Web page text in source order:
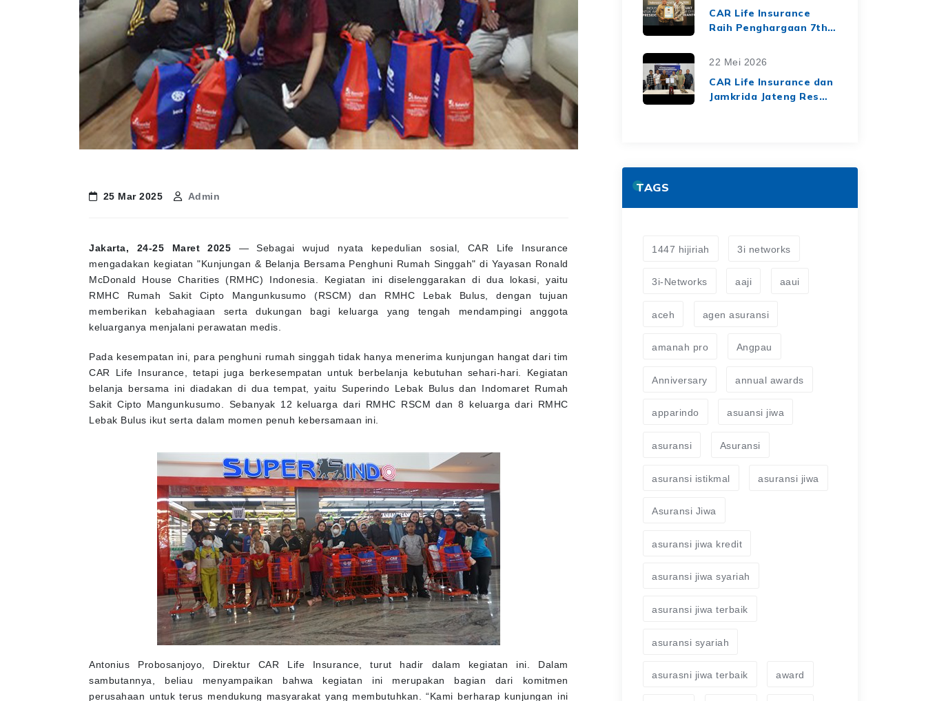
25 Mar 2025 Admin
Jakarta, 24-25 Maret 2025 — Sebagai wujud nyata kepedulian sosial, CAR Life Insurance
mengadakan kegiatan "Kunjungan & Belanja Bersama Penghuni Rumah Singgah" di Yayasan Ronald
McDonald House Charities (RMHC) Indonesia. Kegiatan ini diselenggarakan di dua lokasi, yaitu
RMHC Rumah Sakit Cipto Mangunkusumo (RSCM) dan RMHC Lebak Bulus, dengan tujuan
memberikan kebahagiaan serta dukungan bagi keluarga yang tengah mendampingi anggota
keluarganya menjalani perawatan medis.
Pada kesempatan ini, para penghuni rumah singgah tidak hanya menerima kunjungan hangat dari tim
CAR Life Insurance, tetapi juga berkesempatan untuk berbelanja kebutuhan sehari-hari. Kegiatan
belanja bersama ini diadakan di dua tempat, yaitu Superindo Lebak Bulus dan Indomaret Rumah
Sakit Cipto Mangunkusumo. Sebanyak 12 keluarga dari RMHC RSCM dan 8 keluarga dari RMHC
Lebak Bulus ikut serta dalam momen penuh kebersamaan ini.
Antonius Probosanjoyo, Direktur CAR Life Insurance, turut hadir dalam kegiatan ini. Dalam
sambutannya, beliau menyampaikan bahwa kegiatan ini merupakan bagian dari komitmen
perusahaan untuk terus mendukung masyarakat yang membutuhkan. “Kami berharap kunjungan ini
CAR Life Insurance
Raih Penghargaan 7th
Companies Awards
Keuangan yang Solid
dan Berkelanjutan
22 Mei 2026
CAR Life Insurance dan
Jamkrida Jateng Resmi
TAGS
1447 hijiriah 3i networks
3i-Networks aaji aaui
aceh agen asuransi
amanah pro Angpau
Anniversary annual awards
apparindo asuansi jiwa
asuransi Asuransi
asuransi istikmal asuransi jiwa
Asuransi Jiwa
asuransi jiwa kredit
asuransi jiwa syariah
asuransi jiwa terbaik
asuransi syariah
asurasni jiwa terbaik award